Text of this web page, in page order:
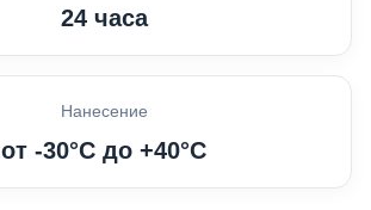
24 часа
Нанесение
от -30°C до +40°C